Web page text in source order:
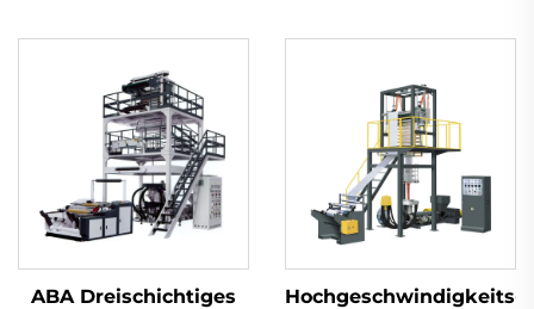
ABA Dreischichtiges
Hochgeschwindigkeits-